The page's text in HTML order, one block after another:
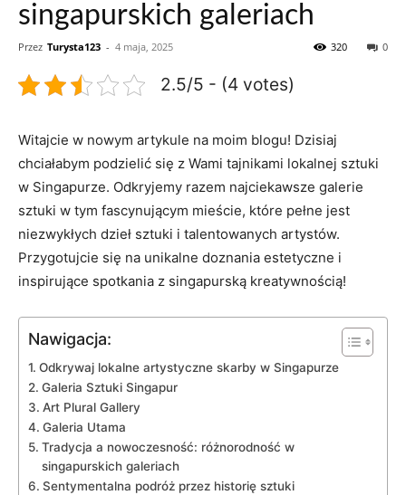
singapurskich galeriach
Przez Turysta123 - 4 maja, 2025 0
320
2.5/5 - (4 votes)
Witajcie w⁢ nowym artykule na⁣ moim blogu! Dzisiaj
chciałabym podzielić ​się z Wami tajnikami lokalnej sztuki
w​ Singapurze. ‍Odkryjemy razem najciekawsze⁢ galerie
sztuki‍ w tym ‍fascynującym mieście, które⁢ pełne jest
niezwykłych dzieł sztuki i talentowanych⁤ artystów.
Przygotujcie się​ na unikalne doznania⁤ estetyczne i
inspirujące​ spotkania z singapurską kreatywnością!
Nawigacja:
Odkrywaj lokalne‌ artystyczne skarby ⁣w Singapurze
Galeria ‌Sztuki Singapur
Art Plural⁢ Gallery
Galeria Utama
Tradycja a nowoczesność: różnorodność w
singapurskich galeriach
Sentymentalna⁣ podróż​ przez ⁤historię sztuki